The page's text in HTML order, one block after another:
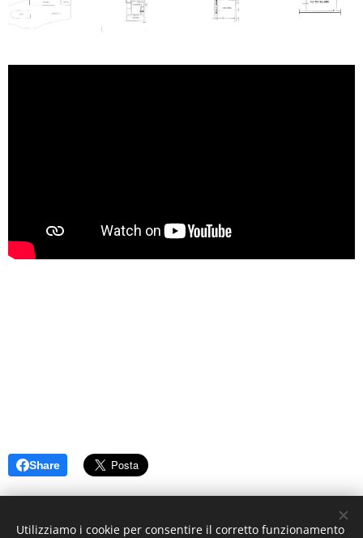
Share
Utilizziamo i cookie per consentire il corretto funzionamento